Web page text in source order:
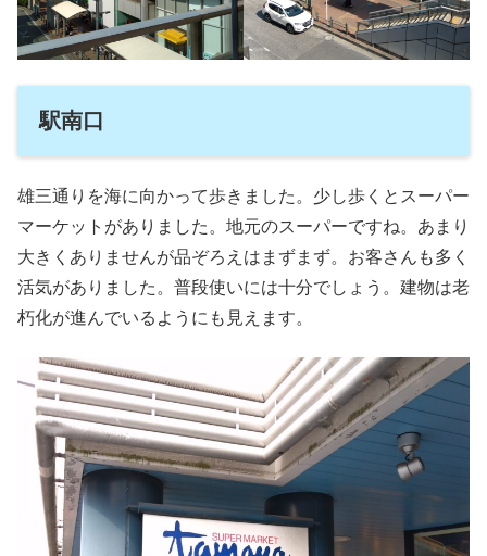
駅南口
雄三通りを海に向かって歩きました。少し歩くとスーパー
マーケットがありました。地元のスーパーですね。あまり
大きくありませんが品ぞろえはまずまず。お客さんも多く
活気がありました。普段使いには十分でしょう。建物は老
朽化が進んでいるようにも見えます。